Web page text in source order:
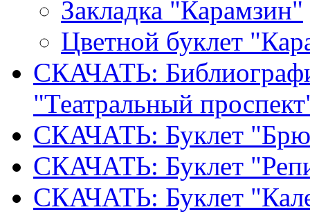
Закладка "Карамзин"
Цветной буклет
СКАЧАТЬ:
"Театральный
СКАЧАТЬ: Буклет
СКАЧАТЬ: Буклет
СКАЧАТЬ: Буклет